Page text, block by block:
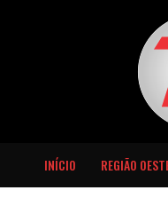
INÍCIO REGIÃO